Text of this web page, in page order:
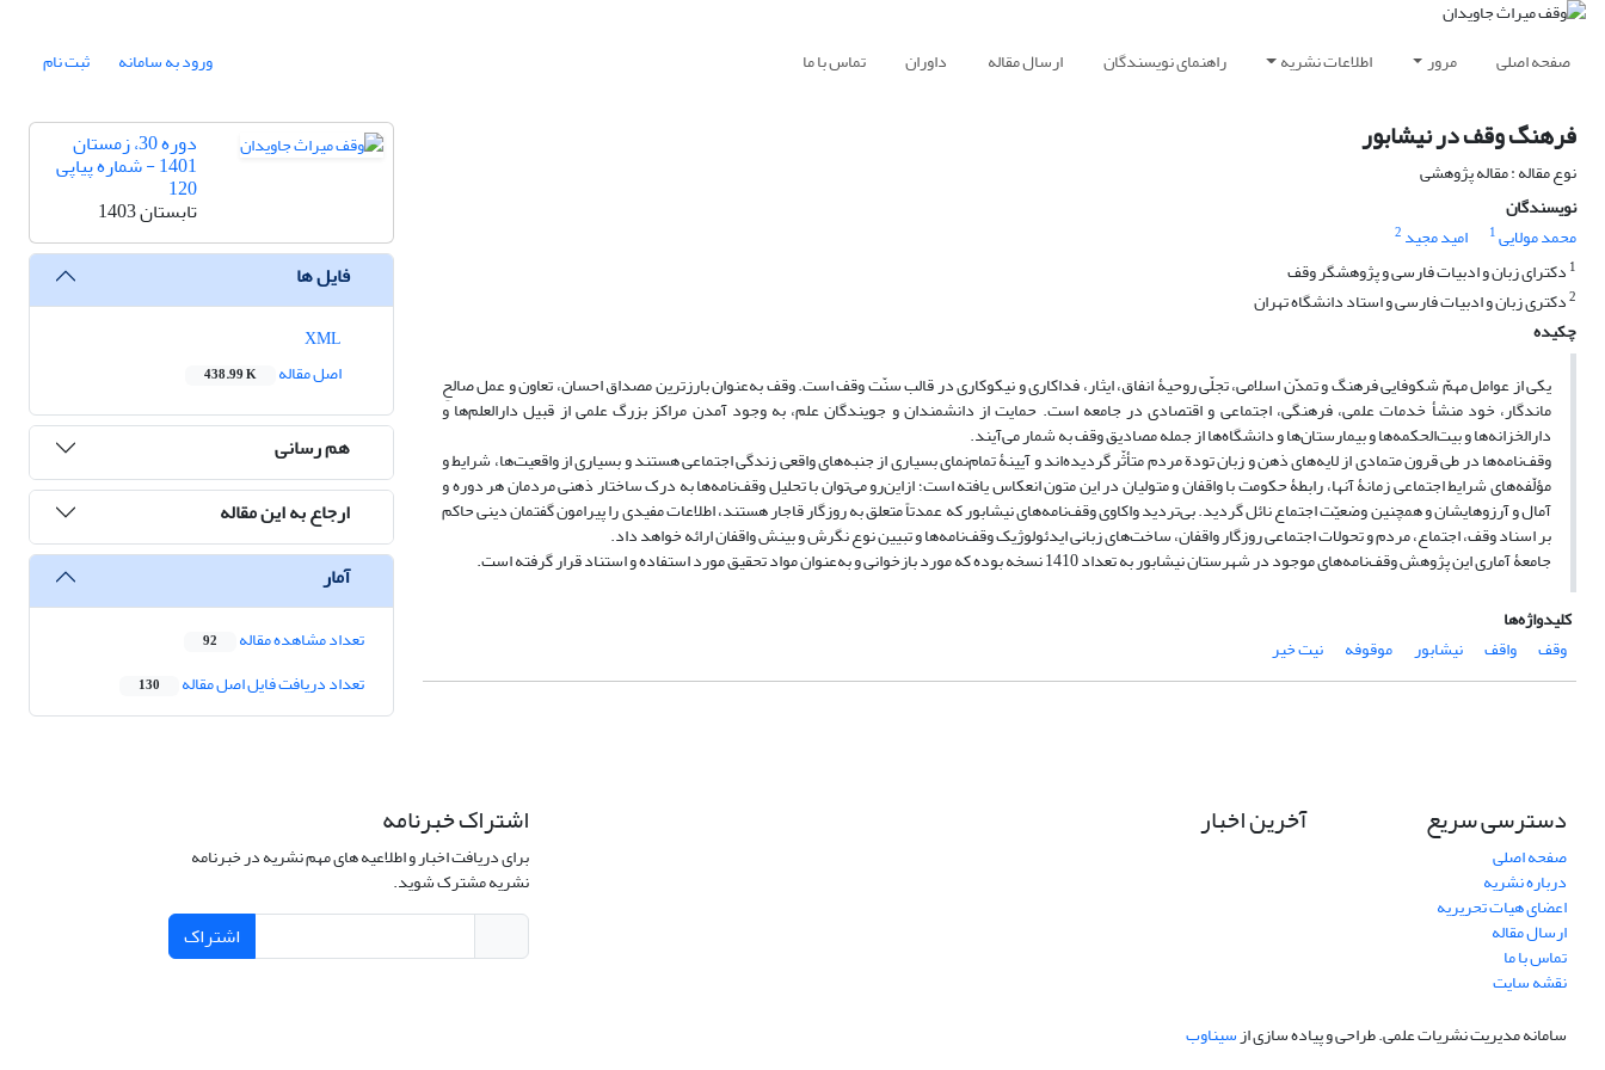
صفحه اصلی مرور اطلاعات نشریه راهنمای نویسندگان ارسال مقاله داوران تماس با ما ورود به سامانه ثبت نام
فرهنگ وقف در نیشابور
نوع مقاله : مقاله پژوهشی
نویسندگان
محمد مولایی1 امید مجید 2
1 دکترای زبان و ادبیات فارسی و پژوهشگر وقف
2دکتری زبان و ادبیات فارسی و استاد دانشگاه تهران
چکیده
یکی از عوامل مهمّ شکوفایی فرهنگ و تمدّن اسلامی، تجلّی روحیۀ انفاق، ایثار، فداکاری و نیکوکاری در قالب سنّت وقف است. وقف به‌عنوان بارزترین مصداق احسان، تعاون و عمل صالحِ
ماندگار، خود منشأ خدمات علمی، فرهنگی، اجتماعی و اقتصادی در جامعه است. حمایت از دانشمندان و جویندگان علم، به وجود آمدن مراکز بزرگ علمی از قبیل دارالعلم‌ها و
دارالخزانه‌ها و بیت‌الحکمه‌ها و بیمارستان‌ها و دانشگاه‌ها از جمله مصادیق وقف به شمار می‌آیند.
وقف‌نامه‌ها در طی قرون متمادی از لایه‌های ذهن و زبان تودة مردم متأثّر گردیده‌اند و آیینۀ تمام‌نمای بسیاری از جنبه‌های واقعی زندگی اجتماعی هستند و بسیاری از واقعیت‌ها، شرایط و
مؤلّفه‌های شرایط اجتماعی زمانۀ آنها، رابطۀ حکومت با واقفان و متولیان در این متون انعکاس یافته است؛ ازاین‌رو می‌توان با تحلیل وقف‌نامه‌ها به درک ساختار ذهنی مردمان هر دوره و
آمال و آرزوهایشان و همچنین وضعیّت اجتماع نائل گردید. بی‌تردید واکاوی وقف‌نامه‌های نیشابور که عمدتاً متعلق به روزگار قاجار هستند، اطلاعات مفیدی را پیرامون گفتمان دینی حاکم
بر اسناد وقف، اجتماع، مردم و تحولات اجتماعی روزگار واقفان، ساخت‌های زبانی ایدئولوژیک وقف‌نامه‌ها و تبیین نوع نگرش و بینش واقفان ارائه خواهد داد.
جامعۀ آماری این پژوهش وقف‌نامه‌های موجود در شهرستان نیشابور به تعداد 1410 نسخه بوده که مورد بازخوانی و به‌عنوان مواد تحقیق مورد استفاده و استناد قرار گرفته است.
کلیدواژه‌ها
وقف
واقف نیشابور موقوفه نیت خیر
دوره 30، زمستان
1401 - شماره پیاپی
120
تابستان 1403
فایل ها
اصل مقاله
438.99 K
هم رسانی
ارجاع به این مقاله
آمار
تعداد مشاهده مقاله 92
تعداد دریافت فایل اصل مقاله 130
دسترسی سریع
صفحه اصلی
درباره نشریه
اعضای هیات تحریریه
ارسال مقاله
تماس با ما
نقشه سایت
آخرین اخبار اشتراک خبرنامه
برای دریافت اخبار و اطلاعیه های مهم نشریه در خبرنامه
نشریه مشترک شوید.
اشتراک
سامانه مدیریت نشریات علمی.طراحی و پیاده سازی ازسیناوب